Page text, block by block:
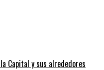
Capital y sus alrededores